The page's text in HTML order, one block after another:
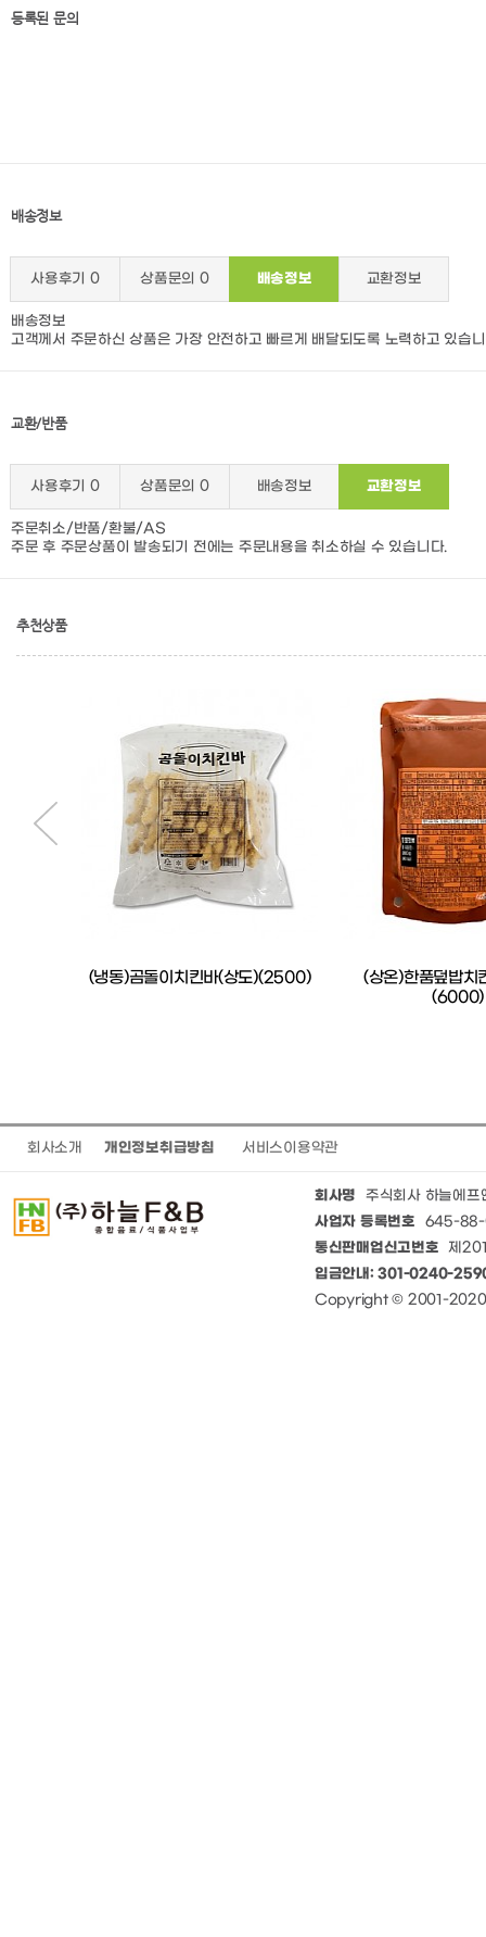
등록된 문의
배송정보
사용후기 0 상품문의 0 배송정보 교환정보
배송정보
고객께서 주문하신 상품은 가장 안전하고 빠르게 배달되도록 노력하고 있습
교환/반품
사용후기 0 상품문의 0 배송정보 교환정보
주문취소/반품/환불/AS
주문 후 주문상품이 발송되기 전에는 주문내용을 취소하실 수 있습니다.
추천상품
(냉동)곰돌이치킨바(상도)(2500)
(상온)한품덮밥치
(6000)
회사소개 개인정보취급방침 서비스이용약관
회사명 주식회사 하늘에프
사업자 등록번호 645-88-
통신판매업신고번호 제
입금안내: 301-0240-
Copyright © 2001-2020